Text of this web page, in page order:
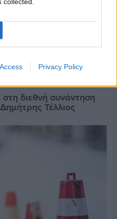
Privacy Policy
διεθνή συνάντηση
Τέλλιος